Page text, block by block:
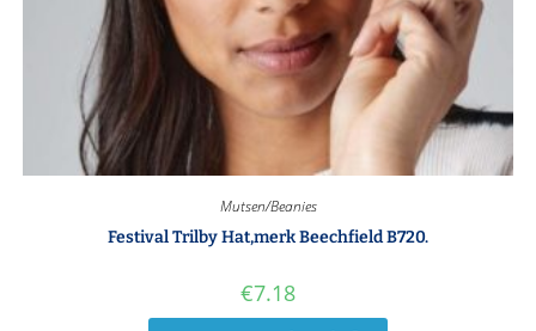
Mutsen/Beanies
Festival Trilby Hat,merk Beechfield B720.
€7.18